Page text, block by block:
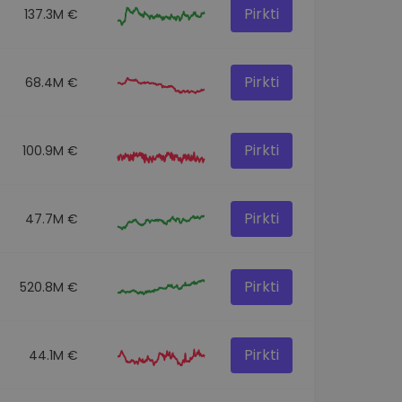
137.3M € Pirkti
68.4M € Pirkti
100.9M € Pirkti
47.7M € Pirkti
520.8M € Pirkti
44.1M € Pirkti